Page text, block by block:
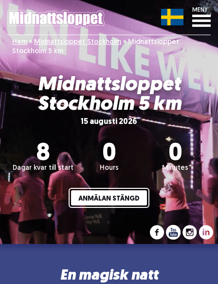
MENY
Hem» Midnattsloppet Stockholm »Midnattsloppet
Stockholm 5 km
Midnattsloppet
Stockholm 5 km
15 augusti 2026
8
Dagar kvar till start
0
Hours
0
Minutes
ANMÄLAN STÄNGD
En magisk natt